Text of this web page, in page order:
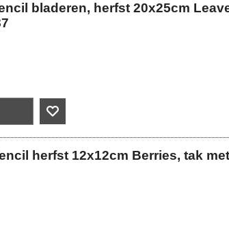
bladeren, herfst 20x25cm
herfst 12x12cm Berries, tak met